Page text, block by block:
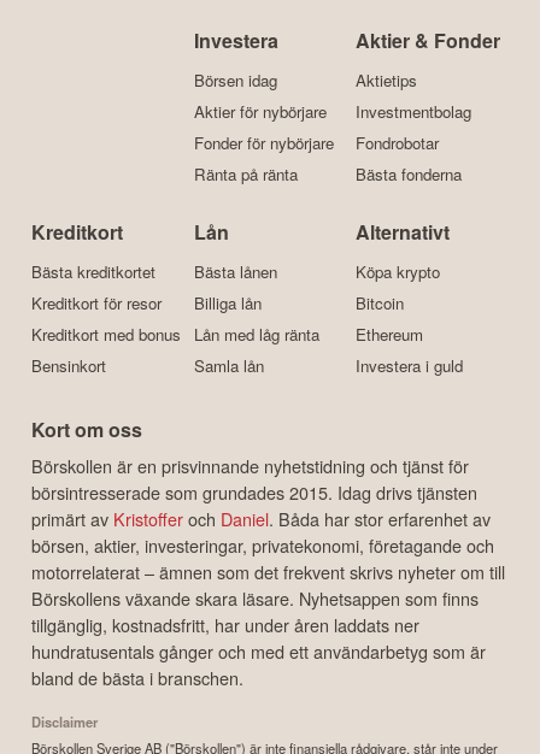
Investera
Börsen idag
Aktier för nybörjare
Fonder för nybörjare
Ränta på ränta
Aktier & Fonder
Aktietips
Investmentbolag
Fondrobotar
Bästa fonderna
Kreditkort
Bästa kreditkortet
Kreditkort för resor
Kreditkort med bonus
Bensinkort
Lån
Bästa lånen
Billiga lån
Lån med låg ränta
Samla lån
Alternativt
Köpa krypto
Bitcoin
Ethereum
Investera i guld
Kort om oss
Börskollen är en prisvinnande nyhetstidning och tjänst för
börsintresserade som grundades 2015. Idag drivs tjänsten
primärt av Kristofferoch Daniel. Båda har stor erfarenhet av
börsen, aktier, investeringar, privatekonomi, företagande och
motorrelaterat – ämnen som det frekvent skrivs nyheter om till
Börskollens växande skara läsare. Nyhetsappen som finns
tillgänglig, kostnadsfritt, har under åren laddats ner
hundratusentals gånger och med ett användarbetyg som är
bland de bästa i branschen.
Disclaimer
Börskollen Sverige AB ("Börskollen") är inte finansiella rådgivare, står inte under